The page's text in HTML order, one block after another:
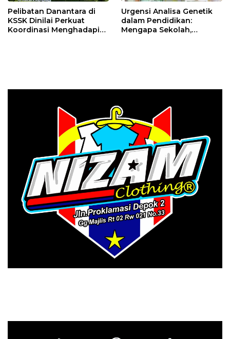
Pelibatan Danantara di
KSSK Dinilai Perkuat
Koordinasi Menghadapi
Urgensi Analisa Genetik
dalam Pendidikan:
Mengapa Sekolah,